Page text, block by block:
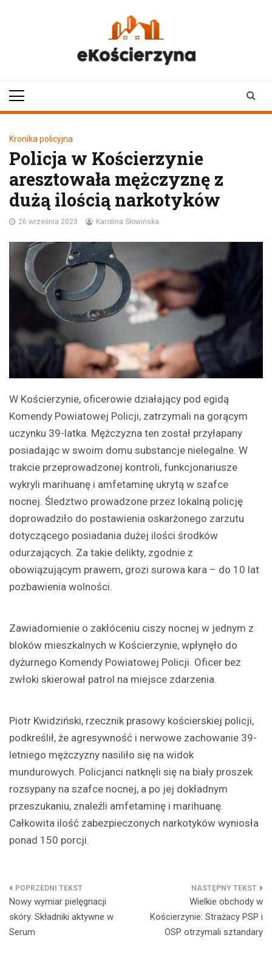
Kronika policyjna
Policja w Kościerzynie
aresztowała mężczyznę z
dużą ilością narkotyków
26 września 2023 Karolina Słowińska
W Kościerzynie, oficerowie działający pod egidą
Komendy Powiatowej Policji, zatrzymali na gorącym
uczynku 39-latka. Mężczyzna ten został przyłapany
posiadając w swoim domu substancje nielegalne. W
trakcie przeprowadzonej kontroli, funkcjonariusze
wykryli marihuanę i amfetaminę ukrytą w szafce
nocnej. Śledztwo prowadzone przez lokalną policję
doprowadziło do postawienia oskarżonego zarzutu
dotyczącego posiadania dużej ilości środków
odurzających. Za takie delikty, zgodnie z
obowiązującym prawem, grozi surowa kara – do 10 lat
pozbawienia wolności.
Zawiadomienie o zakłóceniu ciszy nocnej w jednym z
bloków mieszkalnych w Kościerzynie, wpłynęło do
dyżurnego Komendy Powiatowej Policji. Oficer bez
zwłoki skierował patrol na miejsce zdarzenia.
Piotr Kwidziński, rzecznik prasowy kościerskiej policji,
podkreślił, że agresywność i nerwowe zachowanie 39-
letniego mężczyzny nasiliło się na widok
mundurowych. Policjanci natknęli się na biały proszek
rozsypany na szafce nocnej, a po jej dokładnym
przeszukaniu, znaleźli amfetaminę i marihuanę.
Całkowita ilość zabezpieczonych narkotyków wyniosła
ponad 150 porcji.
Nawigacja
wpisu
Nowy wymiar pielęgnacji
skóry. Składniki aktywne w
Serum
Wielkie obchody w
Kościerzynie: Strażacy PSP i
OSP otrzymali sztandary